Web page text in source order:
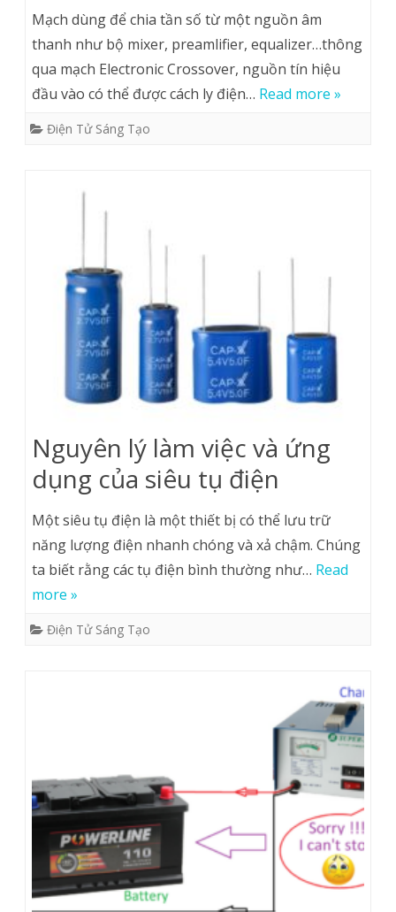
Mạch dùng để chia tần số từ một nguồn âm
thanh như bộ mixer, preamlifier, equalizer…thông
qua mạch Electronic Crossover, nguồn tín hiệu
đầu vào có thể được cách ly điện… Read more »
Điện Tử Sáng Tạo
Nguyên lý làm việc và ứng
dụng của siêu tụ điện
Một siêu tụ điện là một thiết bị có thể lưu trữ
năng lượng điện nhanh chóng và xả chậm. Chúng
ta biết rằng các tụ điện bình thường như… Read
more »
Điện Tử Sáng Tạo